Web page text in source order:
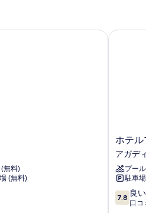
無料)
(無料)
ホ
テ
ル
プ
レ
ス
テ
ホテル
アガデ
プール
駐車
10
段
7.8 良い
口コ
ホテル